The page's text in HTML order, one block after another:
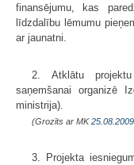
finansējumu, kas
līdzdalību lēmumu
ar jaunatni.
2. Atklātu
saņemšanai organizē
ministrija).
(Grozīts ar MK25.08.2009.
3. Projekta